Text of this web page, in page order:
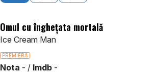
Omul cu înghețata mortală
Ice Cream Man
PREMIERA
Nota - / Imdb -